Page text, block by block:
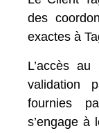
des
exactes à
L’accès au
validation
fournies
s’engage à